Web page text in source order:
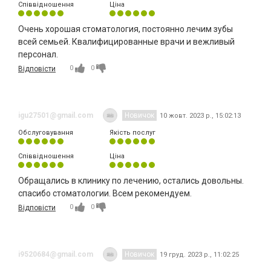
Співвідношення Ціна
Очень хорошая стоматология, постоянно лечим зубы
всей семьей. Квалифицированные врачи и вежливый
персонал.
Відповісти 0 0
igu27501@gmail.com Новичок 10 жовт. 2023 р., 15:02:13
Обслуговування Якість послуг
Співвідношення Ціна
Обращались в клинику по лечению, остались довольны.
спасибо стоматологии. Всем рекомендуем.
Відповісти 0 0
i9520684@gmail.com Новичок 19 груд. 2023 р., 11:02:25